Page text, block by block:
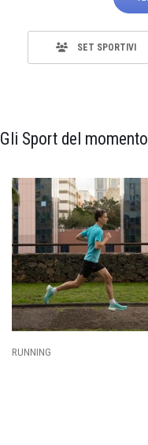
SET SPORTIVI
Gli Sport del momento